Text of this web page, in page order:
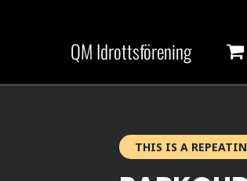
QM Idrottsförening
THIS IS A